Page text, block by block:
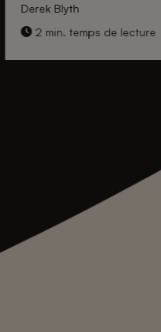
Derek Blyth
2 min. temps de lecture